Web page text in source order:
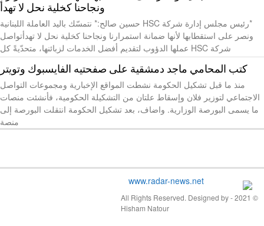
ونجاحنا كخلية نحل لا تهدأ
*رئيس مجلس إدارة شركة HSC حسين صالح:* نتمسّك باليد العاملة اللبنانية
ونصر على استقطابها لأنها ضمانة استمرارنا ونجاحنا كخلية نحل لا تهدأتواصل
شركة HSC عملها الدؤوب لتقديم أفضل الخدمات لزبائنها، متحدّيةً كل
كتب المحامي ماجد دمشقية على صفحتيه الفايسبوك وتويتر
منذ ما قبل تشكيل الحكومة نشطت المواقع الإخبارية ومجموعات التواصل
الاجتماعي لتوزير فلان وإسقاط علتان من التشكيلة الحكومية، فأنشئت منصات
ما يسمى البورصة الوزارية. واضاف، بعد تشكيل الحكومة انتقلت البورصة إلى
منصة
© 2021 - All Rights Reserved. Designed by
Hisham Natour